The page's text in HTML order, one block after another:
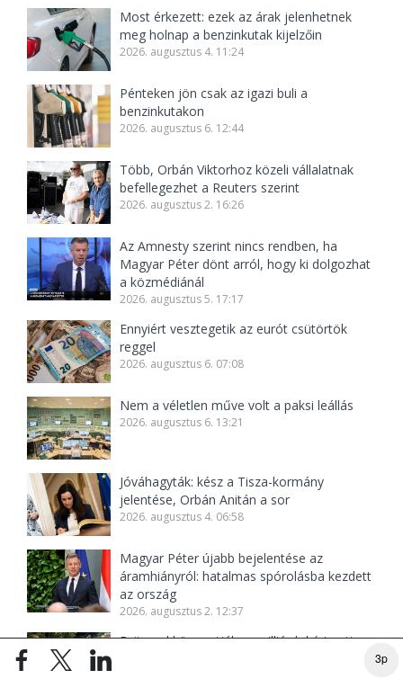
3p
Most érkezett: ezek az árak jelenhetnek
meg holnap a benzinkutak kijelzőin
2026. augusztus 4. 11:24
Pénteken jön csak az igazi buli a
benzinkutakon
2026. augusztus 6. 12:44
Több, Orbán Viktorhoz közeli vállalatnak
befellegezhet a Reuters szerint
2026. augusztus 2. 16:26
Az Amnesty szerint nincs rendben, ha
Magyar Péter dönt arról, hogy ki dolgozhat
a közmédiánál
2026. augusztus 5. 17:17
Ennyiért vesztegetik az eurót csütörtök
reggel
2026. augusztus 6. 07:08
Nem a véletlen műve volt a paksi leállás
2026. augusztus 6. 13:21
Jóváhagyták: kész a Tisza-kormány
jelentése, Orbán Anitán a sor
2026. augusztus 4. 06:58
Magyar Péter újabb bejelentése az
áramhiányról: hatalmas spórolásba kezdett
az ország
2026. augusztus 2. 12:37
Brüsszel központjában milliárdokért vett